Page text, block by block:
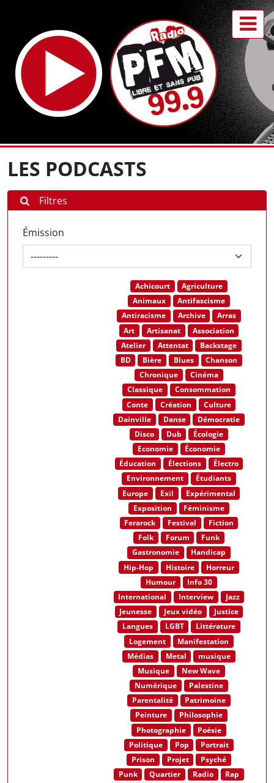
LES PODCASTS
Filtres
Émission
Achicourt
Agriculture
Animaux
Antifascisme
Antiracisme
Archive
Arras
Art
Artisanat
Association
Atelier
Attentat
Backstage
BD
Bière Blues
Chanson
Chronique
Cinéma
Classique
Consommation
Conte
Création
Culture
Dainville
Danse
Démocratie
Disco
Dub
Écologie
Economie
Économie
Éducation
Élections
Électro
Environnement
Étudiants
Europe
Exil
Expérimental
Exposition
Féminisme
Ferarock
Festival
Fiction
Folk
Forum
Funk
Gastronomie
Handicap
Hip-Hop
Histoire
Horreur
Humour
Info 30
International
Interview
Jazz
Jeunesse
Jeux vidéo
Justice
Langues
LGBT
Littérature
Logement
Manifestation
Médias
Metal
musique
Musique
New Wave
Numérique
Palestine
Parentalité
Patrimoine
Peinture
Philosophie
Photographie
Poésie
Politique
Pop
Portrait
Prison
Projet
Psyché
Punk
Quartier Radio
Rap